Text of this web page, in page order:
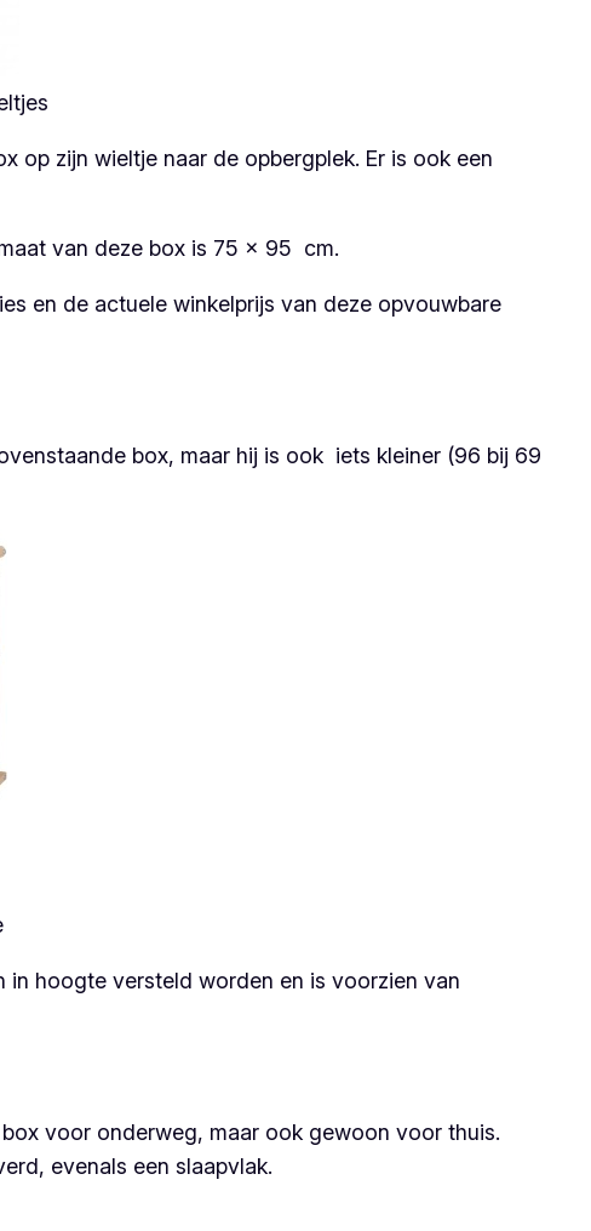
op zijn wieltje naar de opbergplek. Er is ook een
van deze box is 75 x 95 cm.
en de actuele winkelprijs van deze opvouwbare
box, maar hij is ook iets kleiner (96 bij 69
hoogte versteld worden en is voorzien van
box voor onderweg, maar ook gewoon voor thuis.
evenals een slaapvlak.